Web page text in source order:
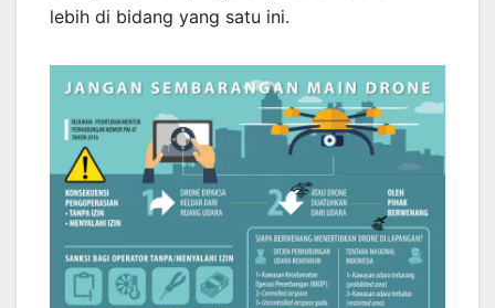
lebih di bidang yang satu ini.